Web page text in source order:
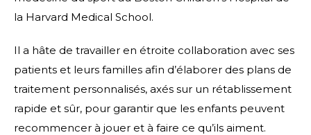
la Harvard Medical School.
Il a hâte de travailler en étroite collaboration avec ses
patients et leurs familles afin d’élaborer des plans de
traitement personnalisés, axés sur un rétablissement
rapide et sûr, pour garantir que les enfants peuvent
recommencer à jouer et à faire ce qu’ils aiment.